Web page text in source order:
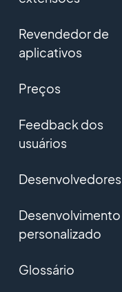
Revendedor de
aplicativos
Preços
Feedback dos
usuários
Desenvolvedores
Desenvolvimento
personalizado
Glossário